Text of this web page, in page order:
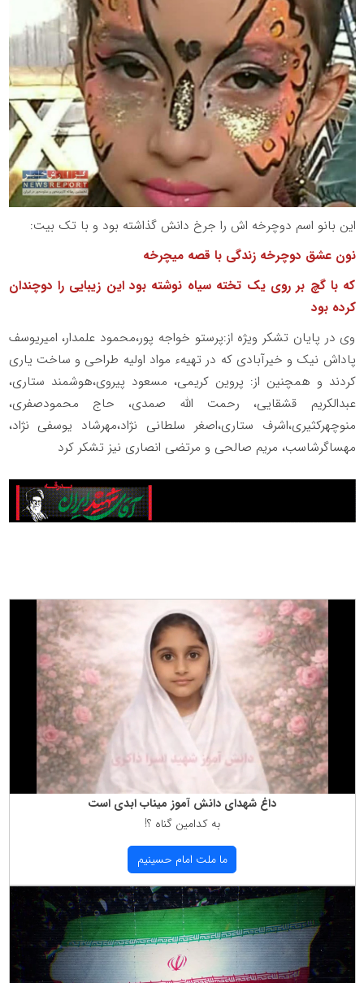
این بانو اسم دوچرخه اش را جرخ دانش گذاشته بود و با تک بیت:
نون عشق دوچرخه زندگی با قصه میچرخه
که با گچ بر روی یک تخته سیاه نوشته بود این زیبایی را دوچندان
کرده بود
وی در پایان تشکر ویژه از:پرستو خواجه پور،محمود علمدار، امیریوسف
پاداش نیک و خیرآبادی که در تهیهء مواد اولیه طراحی و ساخت یاری
کردند و همچنین از: پروین کریمی، مسعود پیروی،هوشمند ستاری،
عبدالکریم قشقایی، رحمت الله صمدی، حاج محمودصفری،
منوچهرکثیری،اشرف ستاری،اصغر سلطانی نژاد،مهرشاد یوسفی نژاد،
مهساگرشاسب، مریم صالحی و مرتضی انصاری نیز تشکر کرد
داغ شهدای دانش آموز میناب ابدی است
به كدامین گناه ؟!
ما ملت امام حسینیم